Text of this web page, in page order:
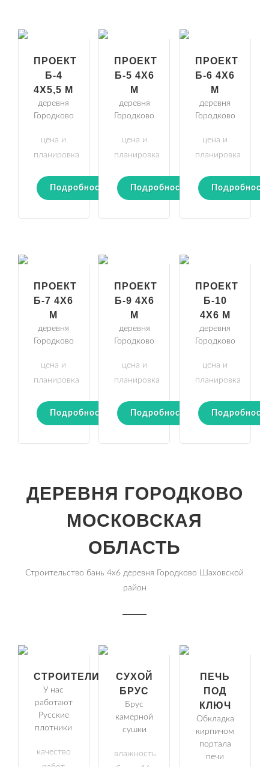
ПРОЕКТ
Б-4
4Х5,5 М
деревня
Городково
цена и
планировка
Подробности
ПРОЕКТ
Б-5 4Х6
М
деревня
Городково
цена и
планировка
Подробности
ПРОЕКТ
Б-6 4Х6
М
деревня
Городково
цена и
планировка
ПРОЕКТ
Б-7 4Х6
М
деревня
Городково
цена и
планировка
Подробности
ПРОЕКТ
Б-9 4Х6
М
деревня
Городково
цена и
планировка
Подробности
ПРОЕКТ
Б-10
4Х6 М
деревня
Городково
цена и
планировка
ДЕРЕВНЯ ГОРОДКОВО
МОСКОВСКАЯ
ОБЛАСТЬ
Строительство бань 4х6 деревня Городково Шаховской
район
СТРОИТЕЛИ
У нас
работают
Русские
плотники
качество
СУХОЙ
БРУС
Брус
камерной
сушки
влажность
ПЕЧЬ
ПОД
КЛЮЧ
Обкладка
кирпичом
портала
печи